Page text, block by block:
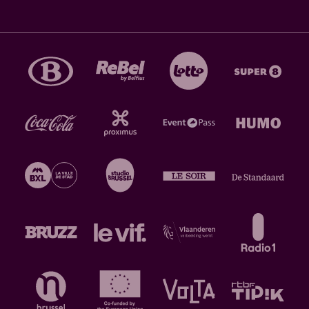
deduendevan de flamenco en de Arabische
melodieën van de Marokkaanse Chaabi! Gedragen
door een eeuwenlange gemeenschappelijke
geschiedenis, een gemengde identiteit en een rijke
cultuur die zich aan beide zijden van de Middellandse
Zee heeft ontwikkeld, onthult het project
die geen geheimen voor elkaar hebben. Gedragen
door twee zangers met sterke en subtiele timbres,
Raul CORREDOR, gitaar